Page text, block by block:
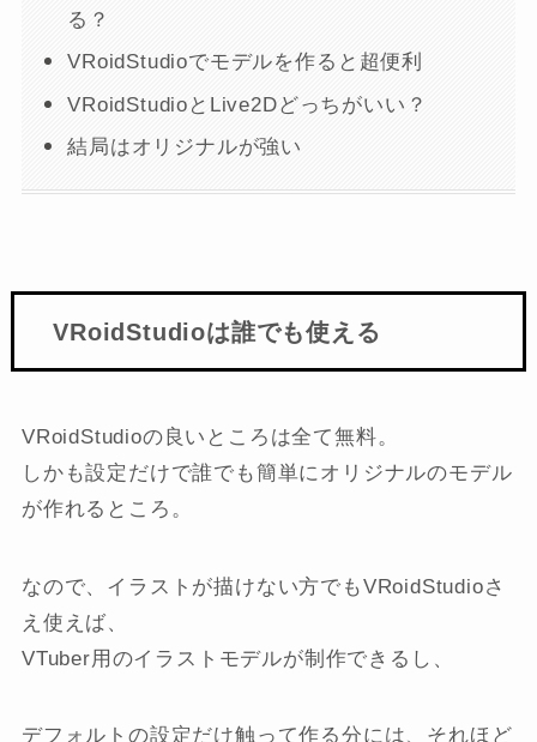
る？
VRoidStudioでモデルを作ると超便利
VRoidStudioとLive2Dどっちがいい？
結局はオリジナルが強い
VRoidStudioは誰でも使える
VRoidStudioの良いところは全て無料。
しかも設定だけで誰でも簡単にオリジナルのモデル
が作れるところ。
なので、イラストが描けない方でもVRoidStudioさ
え使えば、
VTuber用のイラストモデルが制作できるし、
デフォルトの設定だけ触って作る分には、それほど